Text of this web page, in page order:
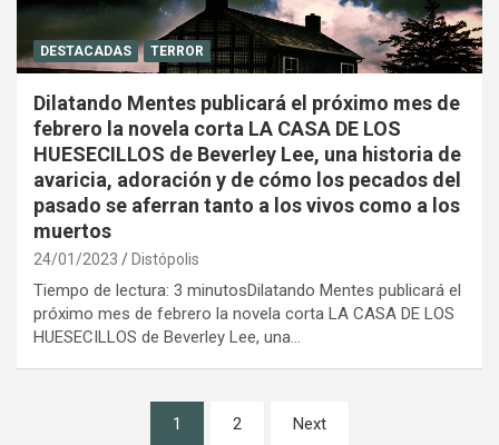
DESTACADAS TERROR
Dilatando Mentes publicará el próximo mes de
febrero la novela corta LA CASA DE LOS
HUESECILLOS de Beverley Lee, una historia de
avaricia, adoración y de cómo los pecados del
pasado se aferran tanto a los vivos como a los
muertos
24/01/2023 Distópolis
Tiempo de lectura: 3 minutosDilatando Mentes publicará el
próximo mes de febrero la novela corta LA CASA DE LOS
HUESECILLOS de Beverley Lee, una…
1 2 Next